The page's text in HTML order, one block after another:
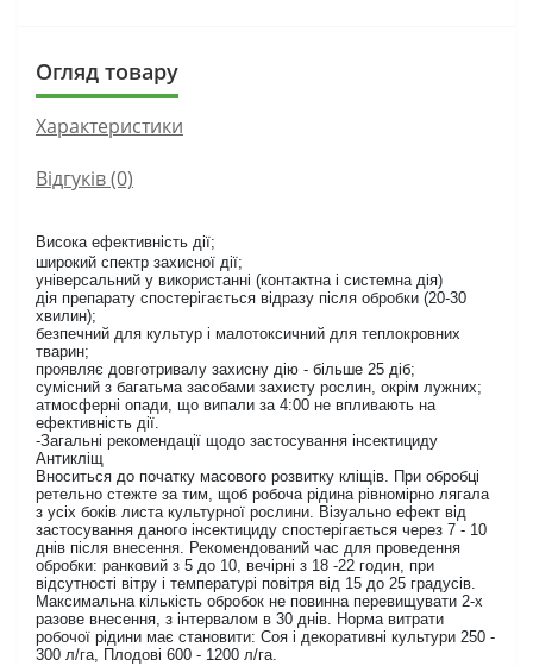
Огляд товару
Характеристики
Відгуків (0)
Висока ефективність дії;
широкий спектр захисної дії;
універсальний у використанні (контактна і системна дія)
дія препарату спостерігається відразу після обробки (20-30
хвилин);
безпечний для культур і малотоксичний для теплокровних
тварин;
проявляє довготривалу захисну дію - більше 25 діб;
сумісний з багатьма засобами захисту рослин, окрім лужних;
атмосферні опади, що випали за 4:00 не впливають на
ефективність дії.
-Загальні рекомендації щодо застосування інсектициду
Антикліщ
Вноситься до початку масового розвитку кліщів. При обробці
ретельно стежте за тим, щоб робоча рідина рівномірно лягала
з усіх боків листа культурної рослини. Візуально ефект від
застосування даного інсектициду спостерігається через 7 - 10
днів після внесення. Рекомендований час для проведення
обробки: ранковий з 5 до 10, вечірні з 18 -22 годин, при
відсутності вітру і температурі повітря від 15 до 25 градусів.
Максимальна кількість обробок не повинна перевищувати 2-х
разове внесення, з інтервалом в 30 днів. Норма витрати
робочої рідини має становити: Соя і декоративні культури 250 -
300 л/га, Плодові 600 - 1200 л/га.